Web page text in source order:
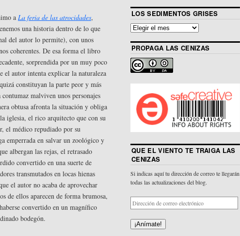
a La feria de las atrocidades,
una historia dentro de lo que
del autor lo permite), con unos
coherentes. De esa forma el libro
sorprendida por un muy poco
el autor intenta explicar la naturaleza
constituyan la parte peor y más
malviven unos personajes
obtusa afronta la situación y obliga
iglesia, el rico arquitecto que con su
el médico repudiado por su
emperrada en salvar un zoológico y
albergan las rejas, el retrasado
convertido en una suerte de
transmutados en locas hienas
el autor no acaba de aprovechar
de ellos aparecen de forma brumosa,
convertido en un magnífico
bodegón.
LOS SEDIMENTOS GRISES
PROPAGA LAS CENIZAS
QUE EL VIENTO TE TRAIGA LAS
CENIZAS
Si indicas aquí tu dirección de correo te llegarán
todas las actualizaciones del blog.
¡Anímate!